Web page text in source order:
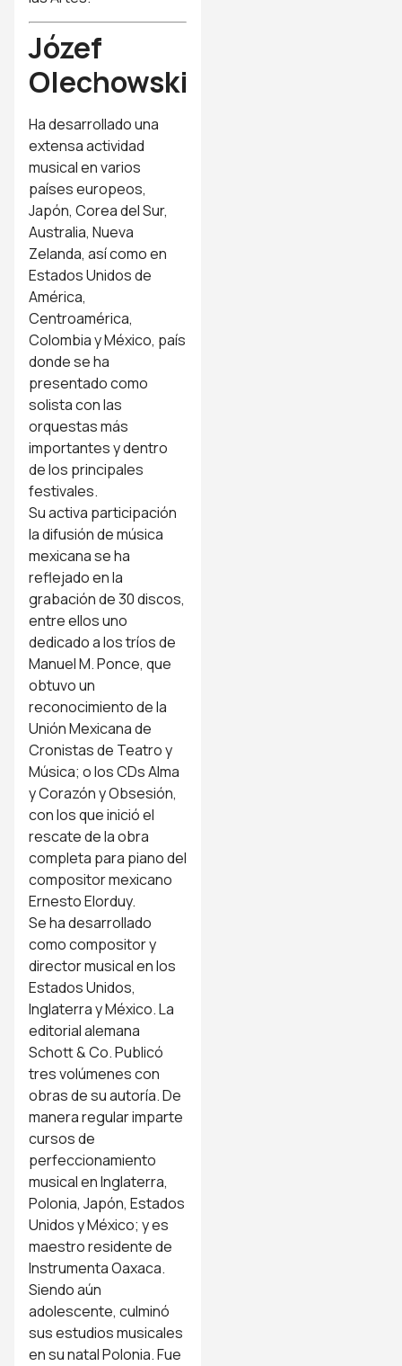
Józef
Olechowski
Ha desarrollado una
extensa actividad
musical en varios
países europeos,
Japón, Corea del Sur,
Australia, Nueva
Zelanda, así como en
Estados Unidos de
América,
Centroamérica,
Colombia y México, país
donde se ha
presentado como
solista con las
orquestas más
importantes y dentro
de los principales
festivales.
Su activa participación
la difusión de música
mexicana se ha
reflejado en la
grabación de 30 discos,
entre ellos uno
dedicado a los tríos de
Manuel M. Ponce, que
obtuvo un
reconocimiento de la
Unión Mexicana de
Cronistas de Teatro y
Música; o los CDs Alma
y Corazón y Obsesión,
con los que inició el
rescate de la obra
completa para piano del
compositor mexicano
Ernesto Elorduy.
Se ha desarrollado
como compositor y
director musical en los
Estados Unidos,
Inglaterra y México. La
editorial alemana
Schott & Co. Publicó
tres volúmenes con
obras de su autoría. De
manera regular imparte
cursos de
perfeccionamiento
musical en Inglaterra,
Polonia, Japón, Estados
Unidos y México; y es
maestro residente de
Instrumenta Oaxaca.
Siendo aún
adolescente, culminó
sus estudios musicales
en su natal Polonia. Fue